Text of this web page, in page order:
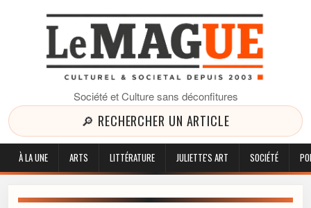
Société et Culture sans déconfitures
🔎 RECHERCHER UN ARTICLE
À LA UNE ARTS LITTÉRATURE JULIETTE'S ART SOCIÉTÉ